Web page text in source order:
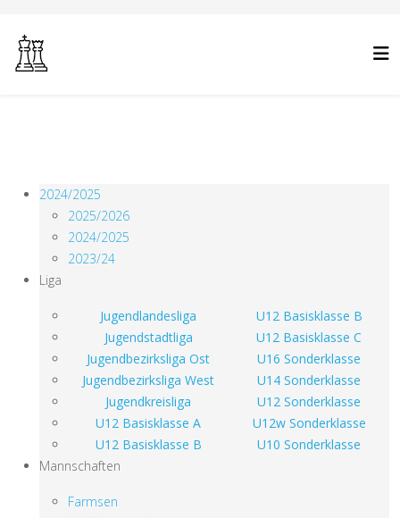
2024/2025
2025/2026
2024/2025
2023/24
Liga
Jugendlandesliga
U12 Basisklasse B
Jugendstadtliga
U12 Basisklasse C
Jugendbezirksliga Ost
U16 Sonderklasse
Jugendbezirksliga West
U14 Sonderklasse
Jugendkreisliga
U12 Sonderklasse
U12 Basisklasse A
U12w Sonderklasse
U12 Basisklasse B
U10 Sonderklasse
Mannschaften
Farmsen